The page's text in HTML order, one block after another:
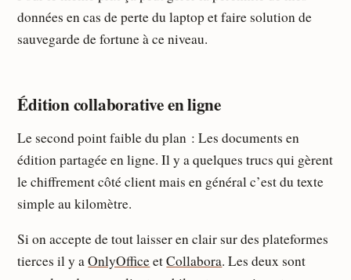
données en cas de perte du laptop et faire solution de
sauvegarde de fortune à ce niveau.
Édition collaborative en ligne
Le second point faible du plan : Les documents en
édition partagée en ligne. Il y a quelques trucs qui gèrent
le chiffrement côté client mais en général c’est du texte
simple au kilomètre.
Si on accepte de tout laisser en clair sur des plateformes
tierces il y aOnlyOfficeetCollabora. Les deux sont